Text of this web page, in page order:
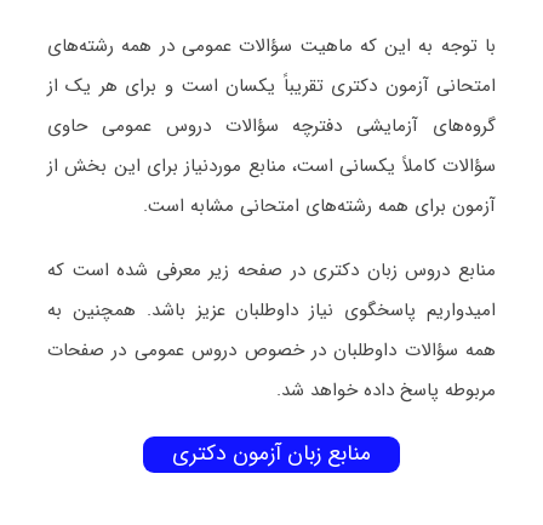
با توجه به این که ماهیت سؤالات عمومی در همه رشته‌های
امتحانی آزمون دکتری تقریباً یکسان است و برای هر یک از
گروه‌های آزمایشی دفترچه سؤالات دروس عمومی حاوی
سؤالات کاملاً یکسانی است، منابع موردنیاز برای این بخش از
آزمون برای همه رشته‌های امتحانی مشابه است.
منابع دروس زبان دکتری در صفحه زیر معرفی شده است که
امیدواریم پاسخگوی نیاز داوطلبان عزیز باشد. همچنین به
همه سؤالات داوطلبان در خصوص دروس عمومی در صفحات
مربوطه پاسخ داده خواهد شد.
منابع زبان آزمون دکتری